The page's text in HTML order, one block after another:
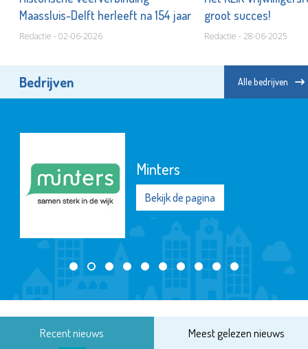
Maassluis-Delft herleeft na 154 jaar
Redactie - 02-06-2026
groot succes!
Redactie - 28-06-2025
Bedrijven Alle bedrijven
Minters
Bekijk de pagina
Recent nieuws Meest gelezen nieuws